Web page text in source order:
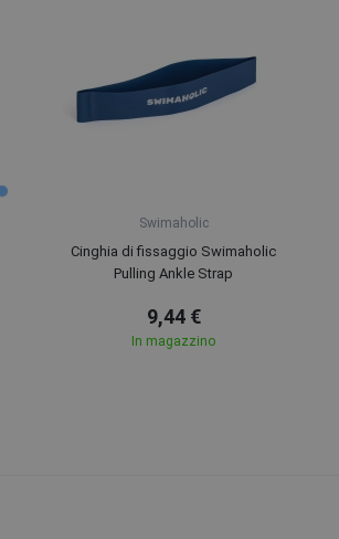
Swimaholic
Cinghia di fissaggio Swimaholic
Pulling Ankle Strap
9,44 €
In magazzino